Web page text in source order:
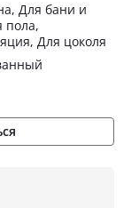
Для бани и
пола,
Для цоколя